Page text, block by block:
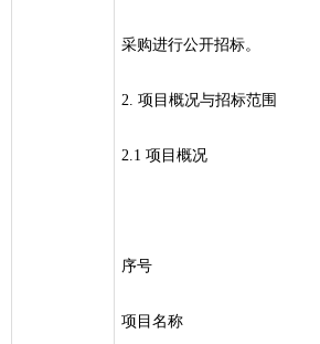
采购进行公开招标。
2. 项目概况与招标范围
2.1 项目概况
序号
项目名称